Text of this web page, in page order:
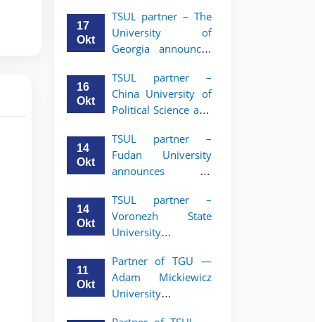
University of Law
academic mobility
program for 2nd-
and 3rd-year
17
Okt
TSUL partner – The
University of
Georgia announces
mobility program
for 2nd–3rd year
students of TSUL
16
Okt
TSUL partner –
China University of
Political Science and
academic mobility
program for 2nd–
3rd year students of
14
Okt
TSUL partner –
Fudan University
announces an
program for 2nd–
3rd year students of
TSUL
14
Okt
TSUL partner –
Voronezh State
University
academic mobility
program for 2nd–
3rd year students of
11
Okt
Partner of TGU —
Adam Mickiewicz
University